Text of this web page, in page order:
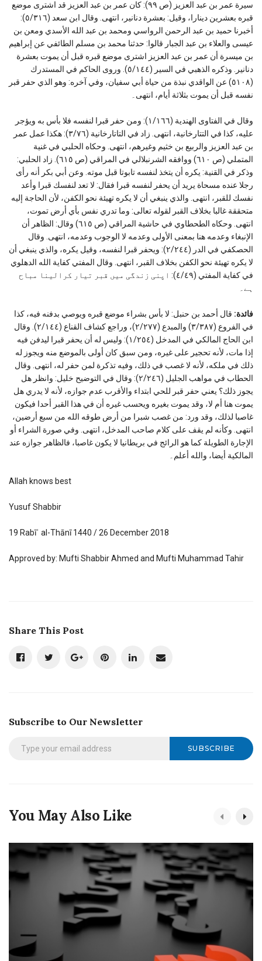
سيرة عمر بن عبد العزيز (ص ٩٩): كان عمر بن عبد العزيز قد اشترى موضع
قبره بعشرين دينارا، وقيل: بعشرة دنانير، انتهى. وقال ابن سعد (٥/٣١٦):
أخبرنا حميد بن عبد الرحمن الرواسي ومحمد بن عبد الله الأسدي ومعن بن
عيسى والعلاء بن عبد الجبار قالوا: حدثنا محمد بن مسلم الطائفي عن إبراهيم
بن ميسرة أن عمر بن عبد العزيز اشترى موضع قبره قبل أن يموت بعشرة
دنانير. وذكره الذهبي في السير (٥/١٤٤). وروى الحاكم في المستدرك
(٥١٠٨) عن الواقدي نبذة من حياة أبي سفيان، وفي آخره: وهو الذي حفر قبر
نفسه قبل أن يموت بثلاثة أيام، انتهى۔
وقال في الفتاوى الهندية (١/١٦٦): ومن حفر قبرا لنفسه فلا بأس به ويؤجر
عليه، كذا في التتارخانية، انتهى. زاد في التاتارخانية (٣/٧٦): هكذا عمل عمر
بن عبد العزيز والربيع بن خثيم وغيرهم، انتهى. وحكاه الحلبي في غنية
المتملي (ص ٦١٠) ووافقه الشرنبلالي في المراقي (ص ٦١٥). زاد الحلبي:
وذكر في القنية: يكره أن يتخذ لنفسه تابوتا قبل موته. وعن أبي بكر أنه رأى
رجلا عنده مسحاة يريد أن يحفر لنفسه قبرا فقال: لا تعد لنفسك قبرا وأعد
نفسك للقبر، انتهى. والذي ينبغي أن لا يكره تهيئة نحو الكفن، لأن الحاجة إليه
متحققة غالبا بخلاف القبر لقوله تعالى: وما تدري نفس بأي أرض تموت،
انتهى. وحكاه الطحطاوي في حاشية المراقي (ص ٦١٥) وقال: الظاهر أن
الإنبغاء وعدمه هنا بمعنى الأولى وعدمه لا الوجوب وعدمه، انتهى. وقال
الحصكفي في الدر (٢/٢٤٤): ويحفر قبرا لنفسه، وقيل يكره، والذي ينبغي أن
لا يكره تهيئة نحو الكفن بخلاف القبر، انتهى. وقال المفتي كفاية الله الدهلوي
في كفاية المفتي (٤/٤٩): اپنی زندگی میں قبر تیار کرالینا مباح
ہے۔
فائدة: قال أحمد بن حنبل: لا بأس بشراء موضع قبره ويوصي بدفنه فيه، كذا
في الفروع (٣/٣٨٧) والمبدع (٢/٢٧٧)، وراجع كشاف القناع (٢/١٤٤). وقال
ابن الحاج المالكي في المدخل (١/٢٥٤): وليس له أن يحفر قبرا ليدفن فيه
إذا مات، لأنه تحجير على غيره، ومن سبق كان أولى بالموضع منه ويجوز له
ذلك في ملكه، لأنه لا غصب في ذلك، وفيه تذكرة لمن حفر له، انتهى. وقال
الحطاب في مواهب الجليل (٢/٢٤٦): وقال في التوضيح خليل: وانظر هل
يجوز ذلك؟ يعني حفر قبر للحي ابتداء والأقرب عدم جوازه، لأنه لا يدري هل
يموت هنا أم لا، وقد يموت بغيره ويحسب غيره أن في هذا القبر أحدا فيكون
غاصبا لذلك، وقد ورد: من غصب شبرا من أرض طوقه الله من سبع أرضين،
انتهى. وكأنه لم يقف على كلام صاحب المدخل، انتهى. وفي صورة الشراء أو
الإجارة الطويلة كما هو الرائج في بريطانيا لا يكون غاصبا، فالظاهر جوازه عند
المالكية أيضا، والله أعلم۔
Allah knows best
Yusuf Shabbir
19 Rabīʿ al-Thānī 1440 / 26 December 2018
Approved by: Mufti Shabbir Ahmed and Mufti Muhammad Tahir
Share This Post
Subscribe to Our Newsletter
SUBSCRIBE
You May Also Like